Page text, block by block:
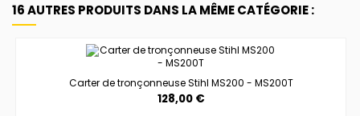
16 AUTRES PRODUITS DANS LA MÊME CATÉGORIE :
Carter de tronçonneuse Stihl MS200 - MS200T
128,00 €